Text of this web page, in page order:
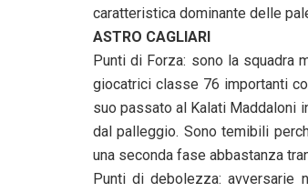
caratteristica dominante delle
ASTRO CAGLIARI
Punti di Forza: sono la squadra
giocatrici classe 76 importanti
suo passato al Kalati Maddaloni
dal palleggio. Sono temibili
una seconda fase abbastanza
Punti di debolezza: avversarie